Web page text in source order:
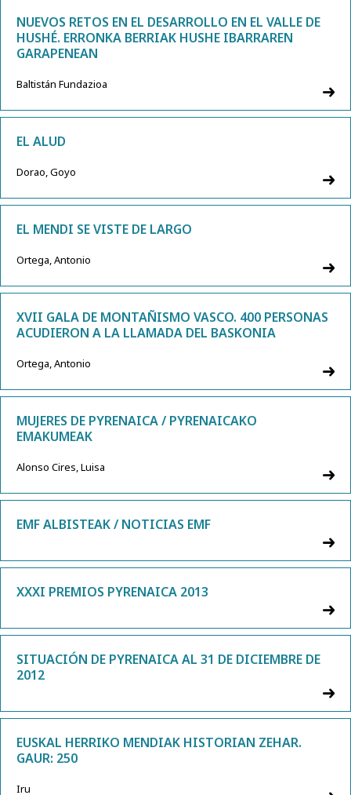
NUEVOS RETOS EN EL DESARROLLO EN EL VALLE DE
HUSHÉ. ERRONKA BERRIAK HUSHE IBARRAREN
GARAPENEAN
Baltistán Fundazioa
EL ALUD
Dorao, Goyo
EL MENDI SE VISTE DE LARGO
Ortega, Antonio
XVII GALA DE MONTAÑISMO VASCO. 400 PERSONAS
ACUDIERON A LA LLAMADA DEL BASKONIA
Ortega, Antonio
MUJERES DE PYRENAICA / PYRENAICAKO
EMAKUMEAK
Alonso Cires, Luisa
EMF ALBISTEAK / NOTICIAS EMF
XXXI PREMIOS PYRENAICA 2013
SITUACIÓN DE PYRENAICA AL 31 DE DICIEMBRE DE
2012
EUSKAL HERRIKO MENDIAK HISTORIAN ZEHAR.
GAUR: 250
Iru